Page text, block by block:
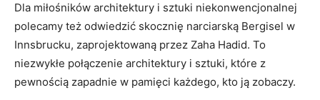
Dla miłośników ‌architektury i sztuki niekonwencjonalnej
polecamy też odwiedzić ‌skocznię narciarską Bergisel w
Innsbrucku, zaprojektowaną przez Zaha Hadid.​ To
niezwykłe połączenie⁤ architektury i sztuki, które z
pewnością zapadnie ‍w pamięci każdego, kto ją zobaczy.